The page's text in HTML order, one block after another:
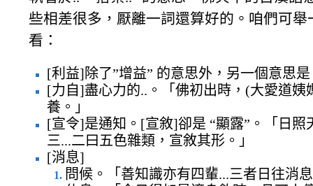
些相差很多，厭離一詞還算好的。咱們可舉
看：
[利益]除了”增益” 的意思外，另一個意思是
[力自]盡心力的..。「佛初出時，(大愛道姨
養。」
[宣令]是通知。[宣敘]卻是 “顯露”。「日照
三...二曰五色雜類，宣敘其形。」
[消息]
問候。「善知識亦有四輩...三者日往消